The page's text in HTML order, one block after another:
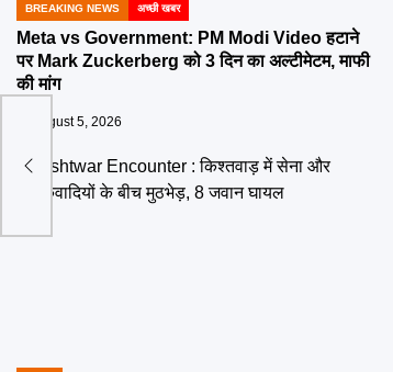
POSTED
IN
BREAKING NEWS अच्छी खबर
Meta vs Government: PM Modi Video हटाने
पर Mark Zuckerberg को 3 दिन का अल्टीमेटम, माफी
की मांग
August 5, 2026